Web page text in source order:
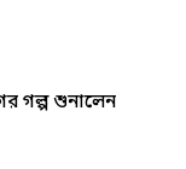
গল্প শুনালেন